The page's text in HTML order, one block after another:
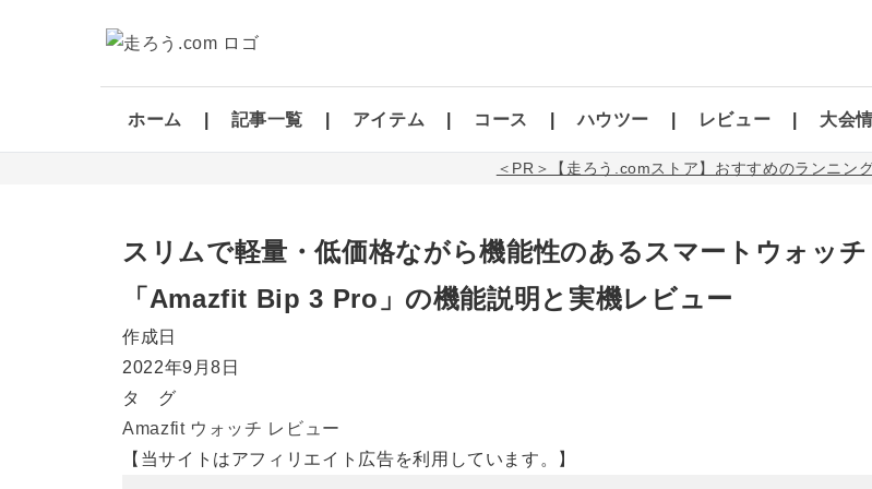
ホーム 記事一覧 アイテム コース ハウツー レビュー 大会
＜PR＞【走ろう.comストア】おすすめのランニン
スリムで軽量・低価格ながら機能性のあるスマートウォッチ
「Amazfit Bip 3 Pro」の機能説明と実機レビュー
作成日
2022年9月8日
タ グ
Amazfit ウォッチ レビュー
【当サイトはアフィリエイト広告を利用しています。】